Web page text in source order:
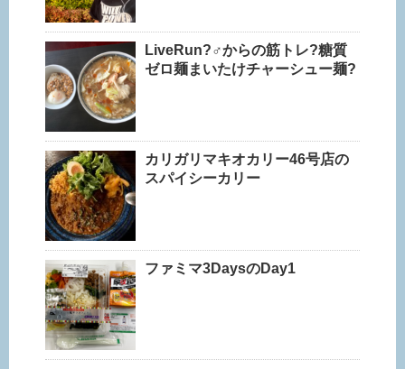
LiveRun?‍♂️からの筋トレ?糖質
ゼロ麺まいたけチャーシュー麺?
カリガリマキオカリー46号店の
スパイシーカリー
ファミマ3DaysのDay1